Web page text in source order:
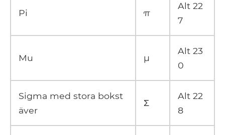
Pi π
Alt 22
7
Mu μ
Alt 23
0
Sigma med stora bokst
äver
Σ
Alt 22
8